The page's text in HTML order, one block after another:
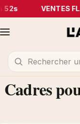
VENTES
Cadres